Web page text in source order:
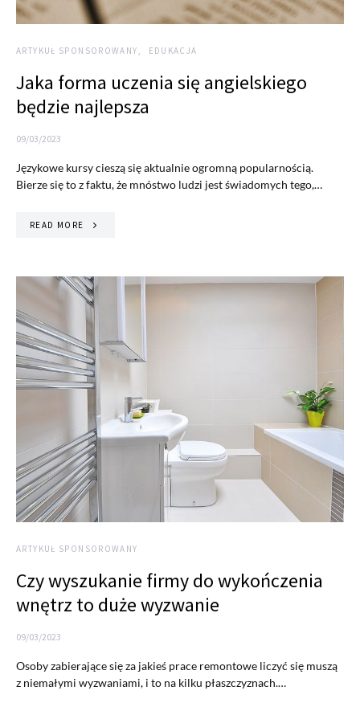
ARTYKUŁ SPONSOROWANY EDUKACJA
Jaka forma uczenia się angielskiego
będzie najlepsza
09/03/2023
Językowe kursy cieszą się aktualnie ogromną popularnością.
Bierze się to z faktu, że mnóstwo ludzi jest świadomych tego,…
READ MORE
ARTYKUŁ SPONSOROWANY
Czy wyszukanie firmy do wykończenia
wnętrz to duże wyzwanie
09/03/2023
Osoby zabierające się za jakieś prace remontowe liczyć się muszą
z niemałymi wyzwaniami, i to na kilku płaszczyznach.…